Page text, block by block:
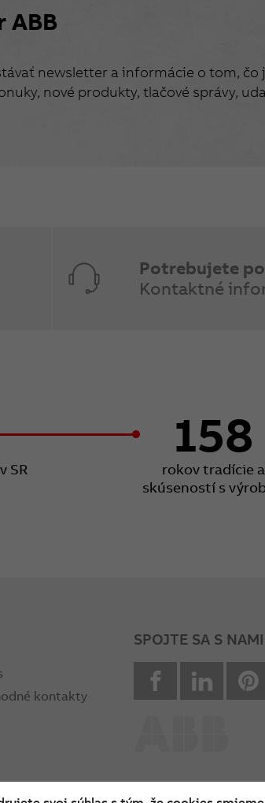
ABB
newsletter a informácie o tom, čo
nové produkty, tlačové správy,
Potrebujete
Kontaktné
SR
158
rokov tradície a
skúseností s
kontakty
SPOJTE SA S NAMI
facebook Linkedin